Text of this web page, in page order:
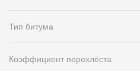
Вакансии
Тип битума
Коэффициент перехлёста